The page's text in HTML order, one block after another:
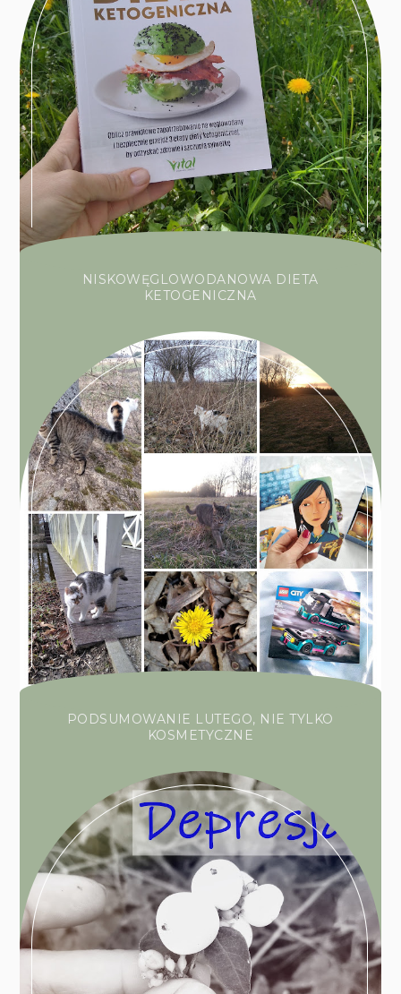
NISKOWĘGLOWODANOWA DIETA
KETOGENICZNA
PODSUMOWANIE LUTEGO, NIE TYLKO
KOSMETYCZNE